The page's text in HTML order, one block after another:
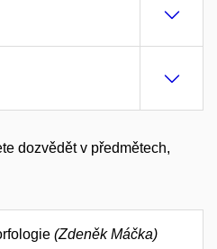
dozvědět v předmětech,
(Zdeněk Máčka)